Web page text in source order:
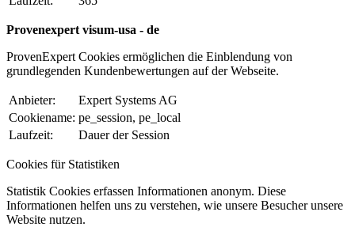
Provenexpert visum-usa - de
ProvenExpert Cookies ermöglichen die Einblendung von
grundlegenden Kundenbewertungen auf der Webseite.
Anbieter:
Expert Systems AG
Cookiename: pe_session, pe_local
Laufzeit:
Dauer der Session
Cookies für Statistiken
Statistik Cookies erfassen Informationen anonym. Diese
Informationen helfen uns zu verstehen, wie unsere Besucher unsere
Website nutzen.